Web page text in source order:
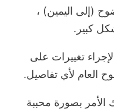
(إلى اليمين) ،
كبير.
تغييرات على
العام لأي تفاصيل.
الأمر بصورة محببة